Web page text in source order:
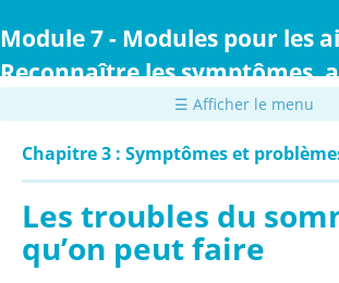
au
principal
Module 7 - Modules pour les
Reconnaître les symptômes,
confort et prodiguer des soins
☰ Afficher le menu
Chapitre 3 : Symptômes et
Les troubles du
qu’on peut faire